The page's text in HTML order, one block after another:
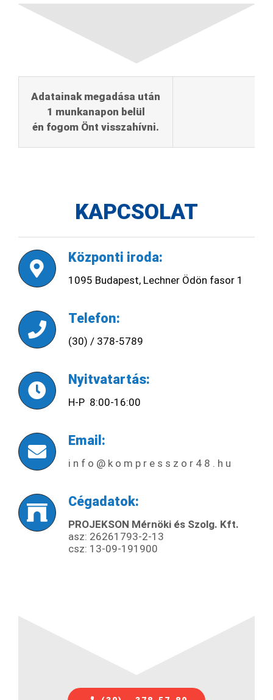
Adatainak megadása után
1 munkanapon belül
én fogom Önt visszahívni.
KAPCSOLAT
Központi iroda:
1095 Budapest, Lechner Ödön fasor 1
Telefon:
(30) / 378-5789
Nyitvatartás:
H-P 8:00-16:00
Email:
i n f o @ k o m p r e s s z o r 4 8 . h u
Cégadatok:
PROJEKSON Mérnöki és Szolg. Kft.
asz: 26261793-2-13
csz: 13-09-191900